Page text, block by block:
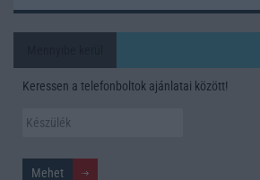
Keressen a telefonboltok ajánlatai között!